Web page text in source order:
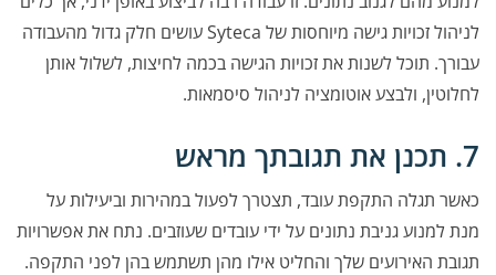
לניהול זכויות גישה מיוחסות של Syteca עושים חלק גדול מהעבודה
עבורך. תוכל לשנות את זכויות הגישה בכמה לחיצות, לשלול אותן
לחלוטין, ולבצע אוטומציה לניהול סיסמאות.
7. תכנן את תגובתך מראש
כאשר תגלה התקפת עובד, תצטרך לפעול במהירות וביעילות על
מנת למנוע גניבת נתונים על ידי עובדים שעוזבים. נתח את אפשרויות
תגובת האירועים שלך והחליט אילו מהן תשתמש בהן לפני התקפה.